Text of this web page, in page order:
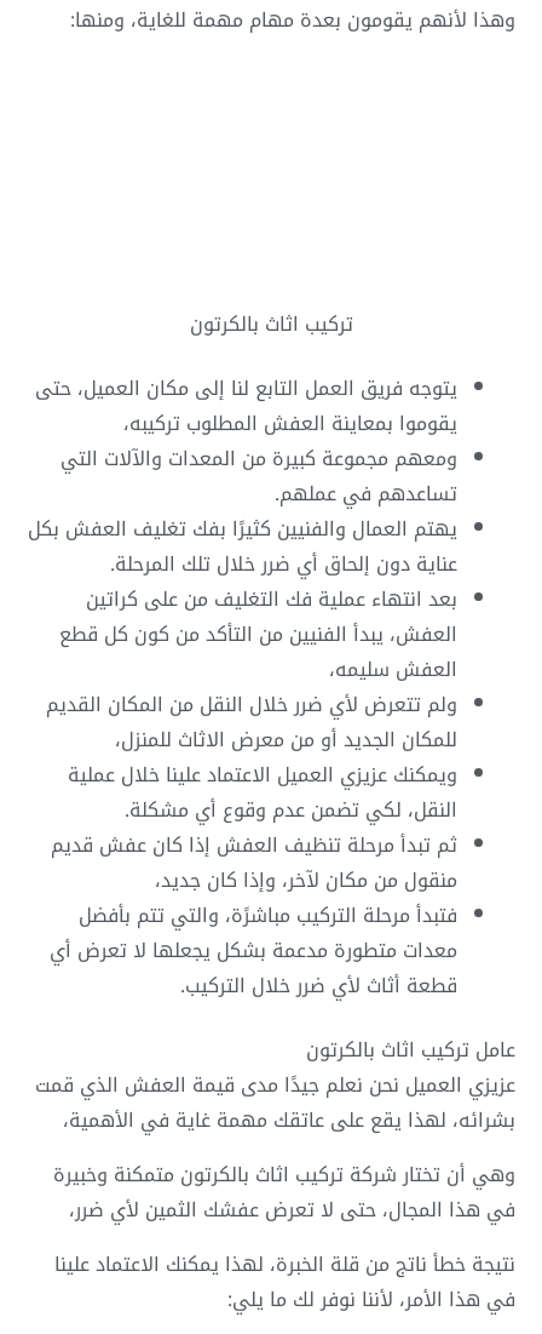
وهذا لأنهم يقومون بعدة مهام مهمة للغاية، ومنها:
تركيب اثاث بالكرتون
يتوجه فريق العمل التابع لنا إلى مكان العميل، حتى
يقوموا بمعاينة العفش المطلوب تركيبه،
ومعهم مجموعة كبيرة من المعدات والآلات التي
تساعدهم في عملهم.
يهتم العمال والفنيين كثيرًا بفك تغليف العفش بكل
عناية دون إلحاق أي ضرر خلال تلك المرحلة.
بعد انتهاء عملية فك التغليف من على كراتين
العفش، يبدأ الفنيين من التأكد من كون كل قطع
العفش سليمه،
ولم تتعرض لأي ضرر خلال النقل من المكان القديم
للمكان الجديد أو من معرض الاثاث للمنزل،
ويمكنك عزيزي العميل الاعتماد علينا خلال عملية
النقل، لكي تضمن عدم وقوع أي مشكلة.
ثم تبدأ مرحلة تنظيف العفش إذا كان عفش قديم
منقول من مكان لآخر، وإذا كان جديد،
فتبدأ مرحلة التركيب مباشرًة، والتي تتم بأفضل
معدات متطورة مدعمة بشكل يجعلها لا تعرض أي
قطعة أثاث لأي ضرر خلال التركيب.
عامل تركيب اثاث بالكرتون
عزيزي العميل نحن نعلم جيدًا مدى قيمة العفش الذي قمت
بشرائه، لهذا يقع على عاتقك مهمة غاية في الأهمية،
وهي أن تختار شركة تركيب اثاث بالكرتون متمكنة وخبيرة
في هذا المجال، حتى لا تعرض عفشك الثمين لأي ضرر،
نتيجة خطأ ناتج من قلة الخبرة، لهذا يمكنك الاعتماد علينا
في هذا الأمر، لأننا نوفر لك ما يلي: